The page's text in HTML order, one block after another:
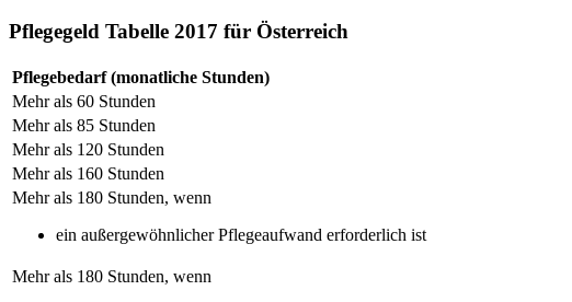
Pflegegeld Tabelle 2017 für Österreich
Pflegebedarf (monatliche Stunden)
Mehr als 60 Stunden
Mehr als 85 Stunden
Mehr als 120 Stunden
Mehr als 160 Stunden
Mehr als 180 Stunden, wenn
ein außergewöhnlicher Pflegeaufwand erforderlich ist
Mehr als 180 Stunden, wenn